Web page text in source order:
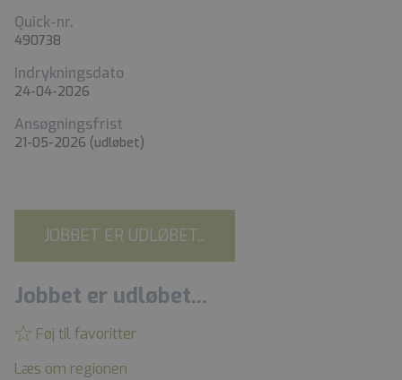
Quick-nr.
490738
Indrykningsdato
24-04-2026
Ansøgningsfrist
21-05-2026 (udløbet)
JOBBET ER UDLØBET...
Jobbet er udløbet...
Føj til favoritter
Læs om regionen